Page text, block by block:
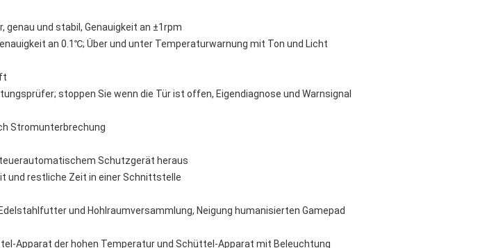
genau und stabil, Genauigkeit an ±1rpm
an 0.1℃; Über und unter Temperaturwarnung mit Ton und Licht
stoppen Sie wenn die Tür ist offen, Eigendiagnose und Warnsignal
Stromunterbrechung
Schutzgerät heraus
und restliche Zeit in einer Schnittstelle
und Hohlraumversammlung, Neigung humanisierten Gamepad
Apparat der hohen Temperatur und Schüttel-Apparat mit Beleuchtung